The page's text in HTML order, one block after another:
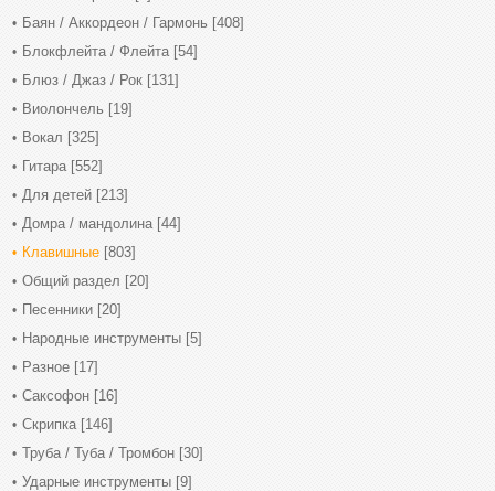
Баян / Аккордеон / Гармонь [408]
Блокфлейта / Флейта [54]
Блюз / Джаз / Рок [131]
Виолончель [19]
Вокал [325]
Гитара [552]
Для детей [213]
Домра / мандолина [44]
Клавишные [803]
Общий раздел [20]
Песенники [20]
Народные инструменты [5]
Разное [17]
Саксофон [16]
Скрипка [146]
Труба / Туба / Тромбон [30]
Ударные инструменты [9]